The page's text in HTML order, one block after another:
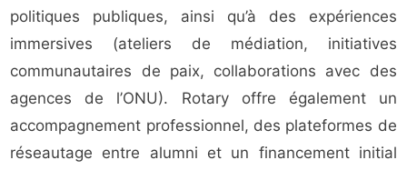
politiques publiques, ainsi qu’à des expériences
immersives (ateliers de médiation, initiatives
communautaires de paix, collaborations avec des
agences de l’ONU). Rotary offre également un
accompagnement professionnel, des plateformes de
réseautage entre alumni et un financement initial